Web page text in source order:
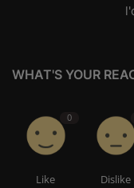
WHAT'S YOUR
0
Like Dislike